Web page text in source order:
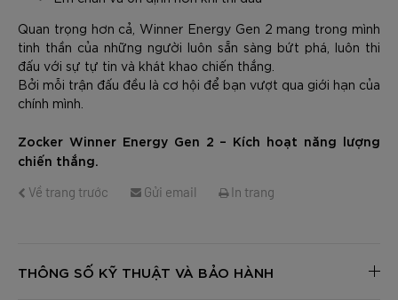
Quan trọng hơn cả, Winner Energy Gen 2 mang trong mình
tinh thần của những người luôn sẵn sàng bứt phá, luôn thi
đấu với sự tự tin và khát khao chiến thắng.
Bởi mỗi trận đấu đều là cơ hội để bạn vượt qua giới hạn của
chính mình.
Zocker Winner Energy Gen 2 – Kích hoạt năng lượng
chiến thắng.
Về trang trước Gửi email In trang
THÔNG SỐ KỸ THUẬT VÀ BẢO HÀNH